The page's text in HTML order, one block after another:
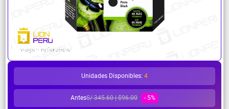
¿Necesitas ayuda?
Unidades Disponibles: 4
AntesS/ 345.60 | $96.00 - 5%